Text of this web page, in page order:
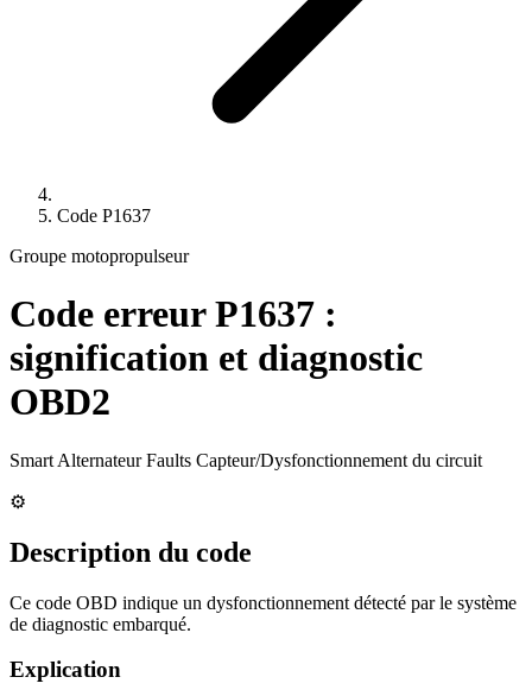
Code P1637
Groupe motopropulseur
Code erreurP1637 :
signification et diagnostic
OBD2
Smart Alternateur Faults Capteur/Dysfonctionnement du circuit
⚙️
Description du code
Ce code OBD indique un dysfonctionnement détecté par le système
de diagnostic embarqué.
Explication